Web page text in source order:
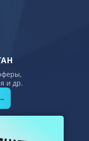
и др.
→